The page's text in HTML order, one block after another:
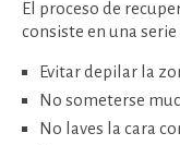
El proceso de
consiste en una
Evitar depilar la
No someterse
No laves la cara